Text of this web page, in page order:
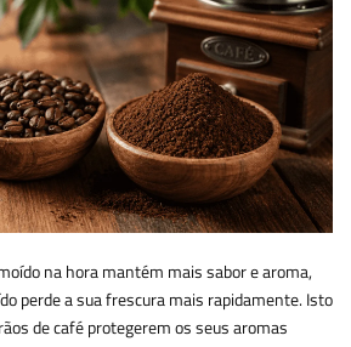
na hora mantém mais sabor e aroma,
perde a sua frescura mais rapidamente. Isto
de café protegerem os seus aromas